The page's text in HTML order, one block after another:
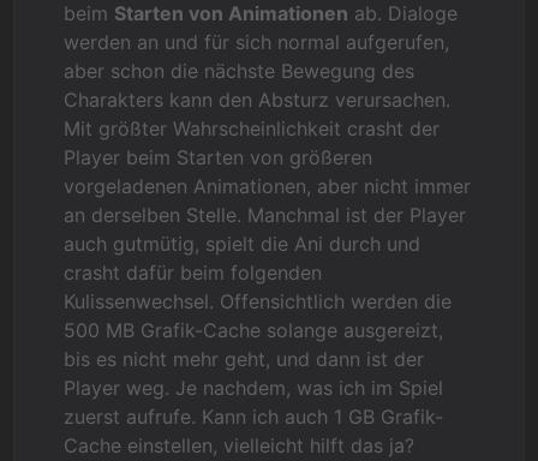
beim Starten von Animationen ab. Dialoge
werden an und für sich normal aufgerufen,
aber schon die nächste Bewegung des
Charakters kann den Absturz verursachen.
Mit größter Wahrscheinlichkeit crasht der
Player beim Starten von größeren
vorgeladenen Animationen, aber nicht immer
an derselben Stelle. Manchmal ist der Player
auch gutmütig, spielt die Ani durch und
crasht dafür beim folgenden
Kulissenwechsel. Offensichtlich werden die
500 MB Grafik-Cache solange ausgereizt,
bis es nicht mehr geht, und dann ist der
Player weg. Je nachdem, was ich im Spiel
zuerst aufrufe. Kann ich auch 1 GB Grafik-
Cache einstellen, vielleicht hilft das ja?